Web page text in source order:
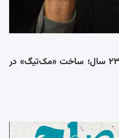
بازگشت دنی دویتو به کارگردانی پس از ۲۳ سال؛ ساخت «مک‌تیگ» در